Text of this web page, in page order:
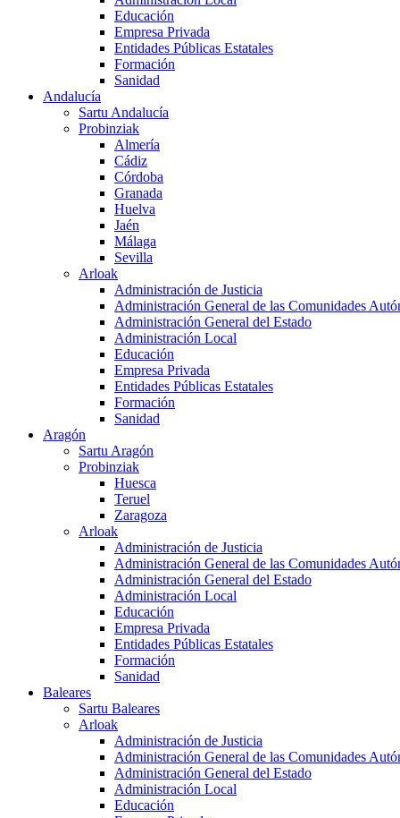
Educación
Empresa Privada
Entidades Públicas Estatales
Formación
Sanidad
Andalucía
Sartu Andalucía
Probinziak
Almería
Cádiz
Córdoba
Granada
Huelva
Jaén
Málaga
Sevilla
Arloak
Administración de Justicia
Administración General de las Comunidades
Administración General del Estado
Administración Local
Educación
Empresa Privada
Entidades Públicas Estatales
Formación
Sanidad
Aragón
Sartu Aragón
Probinziak
Huesca
Teruel
Zaragoza
Arloak
Administración de Justicia
Administración General de las Comunidades
Administración General del Estado
Administración Local
Educación
Empresa Privada
Entidades Públicas Estatales
Formación
Sanidad
Baleares
Sartu Baleares
Arloak
Administración de Justicia
Administración General de las Comunidades
Administración General del Estado
Administración Local
Educación